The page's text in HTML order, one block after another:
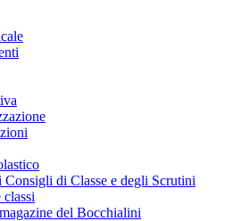
Consigli di Classe e degli Scrutini
del Bocchialini